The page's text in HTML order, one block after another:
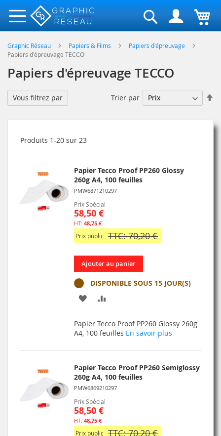
Rechercher
Graphic Réseau Papiers & Films
Papiers d'épreuvage
Papiers d'épreuvage TECCO
Papiers d'épreuvage TECCO
Produits 1-20 sur 23
Trier par
Papier Tecco Proof PP260 Glossy
260g A4, 100 feuilles
PMW6871210297
Prix Spécial
58,50 €
48,75 €
Prix public TTC: 70,20 €
Ajouter au panier
DISPONIBLE SOUS 15 JOUR(S)
AJOUTER
MA
LISTE
D’ENVIE
COMPARATEUR
Papier Tecco Proof PP260 Glossy 260g
A4, 100 feuilles En savoir plus
Papier Tecco Proof PP260 Semiglossy
260g A4, 100 feuilles
PMW6869210297
Prix Spécial
58,50 €
48,75 €
Prix public TTC: 70,20 €
Vous filtrez par